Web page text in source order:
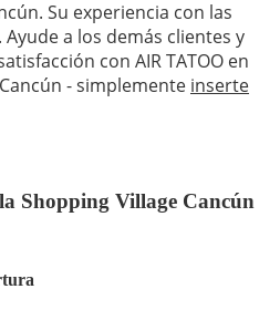
Su experiencia con las
a los demás clientes y
con AIR TATOO en
- simplemente inserte
Shopping Village Cancún